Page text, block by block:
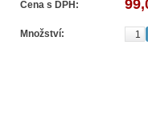
Cena s DPH:
Množství: